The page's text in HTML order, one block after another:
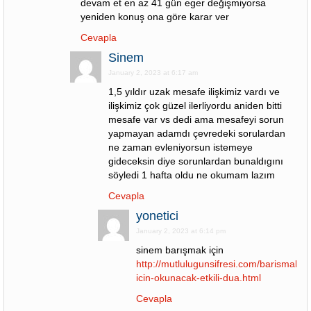
devam et en az 41 gün eger değişmiyorsa
yeniden konuş ona göre karar ver
Cevapla
Sinem
January 2, 2023 at 6:17 am
1,5 yıldır uzak mesafe ilişkimiz vardı ve
ilişkimiz çok güzel ilerliyordu aniden bitti
mesafe var vs dedi ama mesafeyi sorun
yapmayan adamdı çevredeki sorulardan
ne zaman evleniyorsun istemeye
gideceksin diye sorunlardan bunaldıgını
söyledi 1 hafta oldu ne okumam lazım
Cevapla
yonetici
January 2, 2023 at 6:14 pm
sinem barışmak için
http://mutlulugunsifresi.com/barismak-
icin-okunacak-etkili-dua.html
Cevapla